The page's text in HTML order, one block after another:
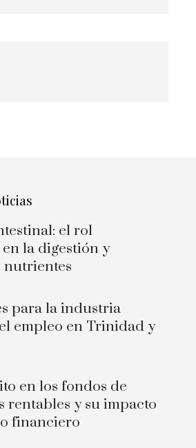
el rol
la digestión y
nutrientes
para la industria
empleo en Trinidad y
en los fondos de
rentables y su impacto
financiero